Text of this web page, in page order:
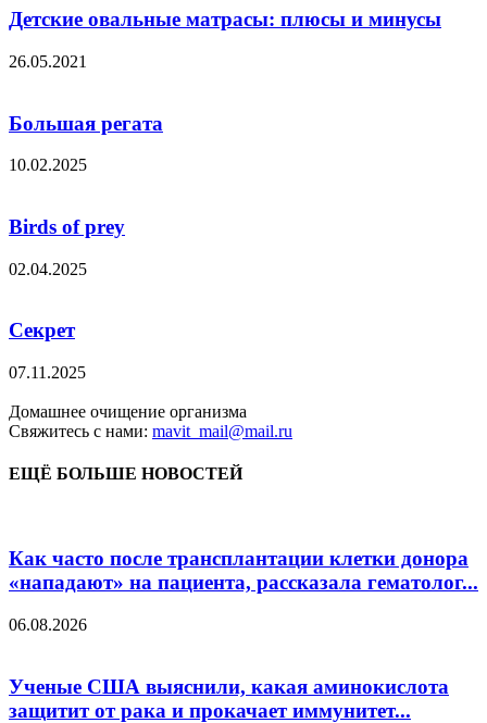
Детские овальные матрасы: плюсы и минусы
26.05.2021
Большая регата
10.02.2025
Birds of prey
02.04.2025
Секрет
07.11.2025
Домашнее очищение организма
Свяжитесь с нами: mavit_mail@mail.ru
ЕЩЁ БОЛЬШЕ НОВОСТЕЙ
Как часто после трансплантации клетки донора
«нападают» на пациента, рассказала гематолог...
06.08.2026
Ученые США выяснили, какая аминокислота
защитит от рака и прокачает иммунитет...